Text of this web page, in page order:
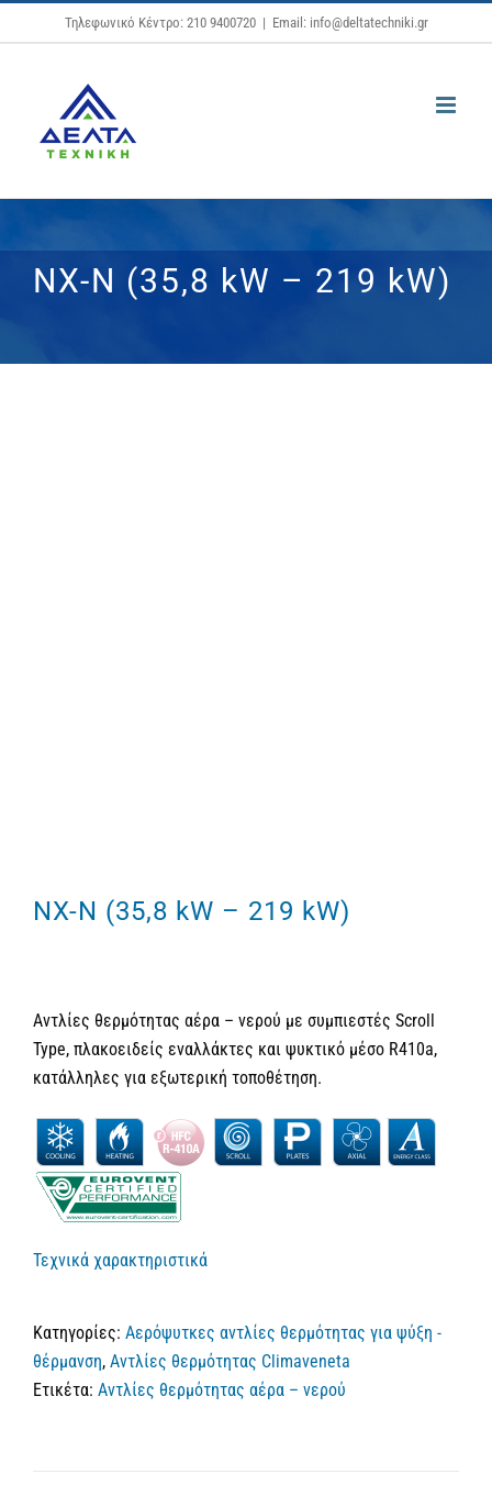
Μετάβαση
στο
Τηλεφωνικό Κέντρο: 210 9400720 | Email: info@deltatechniki.gr
NX-N (35,8 kW – 219 kW)
NX-N (35,8 kW – 219 kW)
Αντλίες θερμότητας αέρα – νερού με συμπιεστές Scroll
Type, πλακοειδείς εναλλάκτες και ψυκτικό μέσο R410a,
κατάλληλες για εξωτερική τοποθέτηση.
Τεχνικά χαρακτηριστικά
Κατηγορίες: Αερόψυτκες αντλίες θερμότητας για ψύξη -
θέρμανση, Αντλίες θερμότητας Climaveneta
Ετικέτα: Αντλίες θερμότητας αέρα – νερού